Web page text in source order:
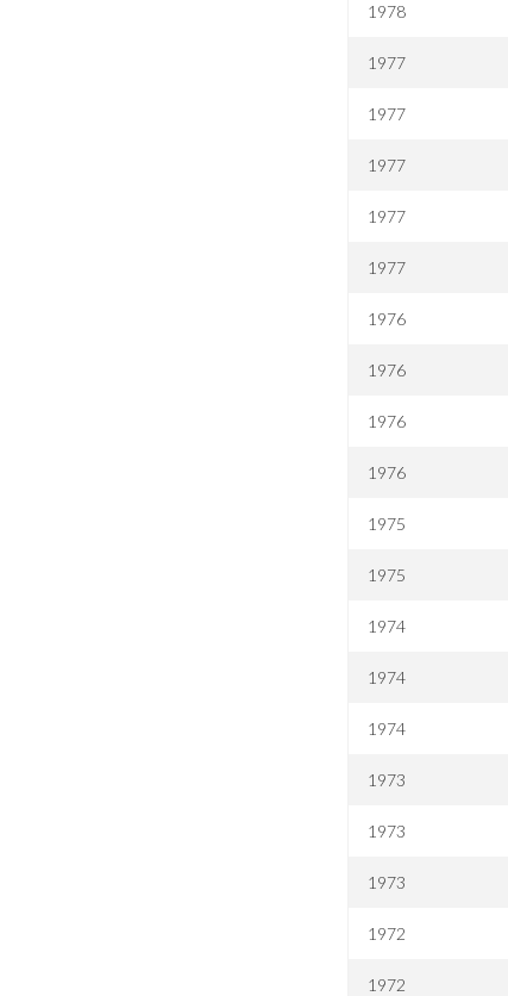
1978
1977
1977
1977
1977
1977
1976
1976
1976
1976
1975
1975
1974
1974
1974
1973
1973
1973
1972
1972